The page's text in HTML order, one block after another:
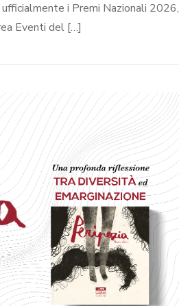
i Premi Nazionali 2026,
Eventi del […]